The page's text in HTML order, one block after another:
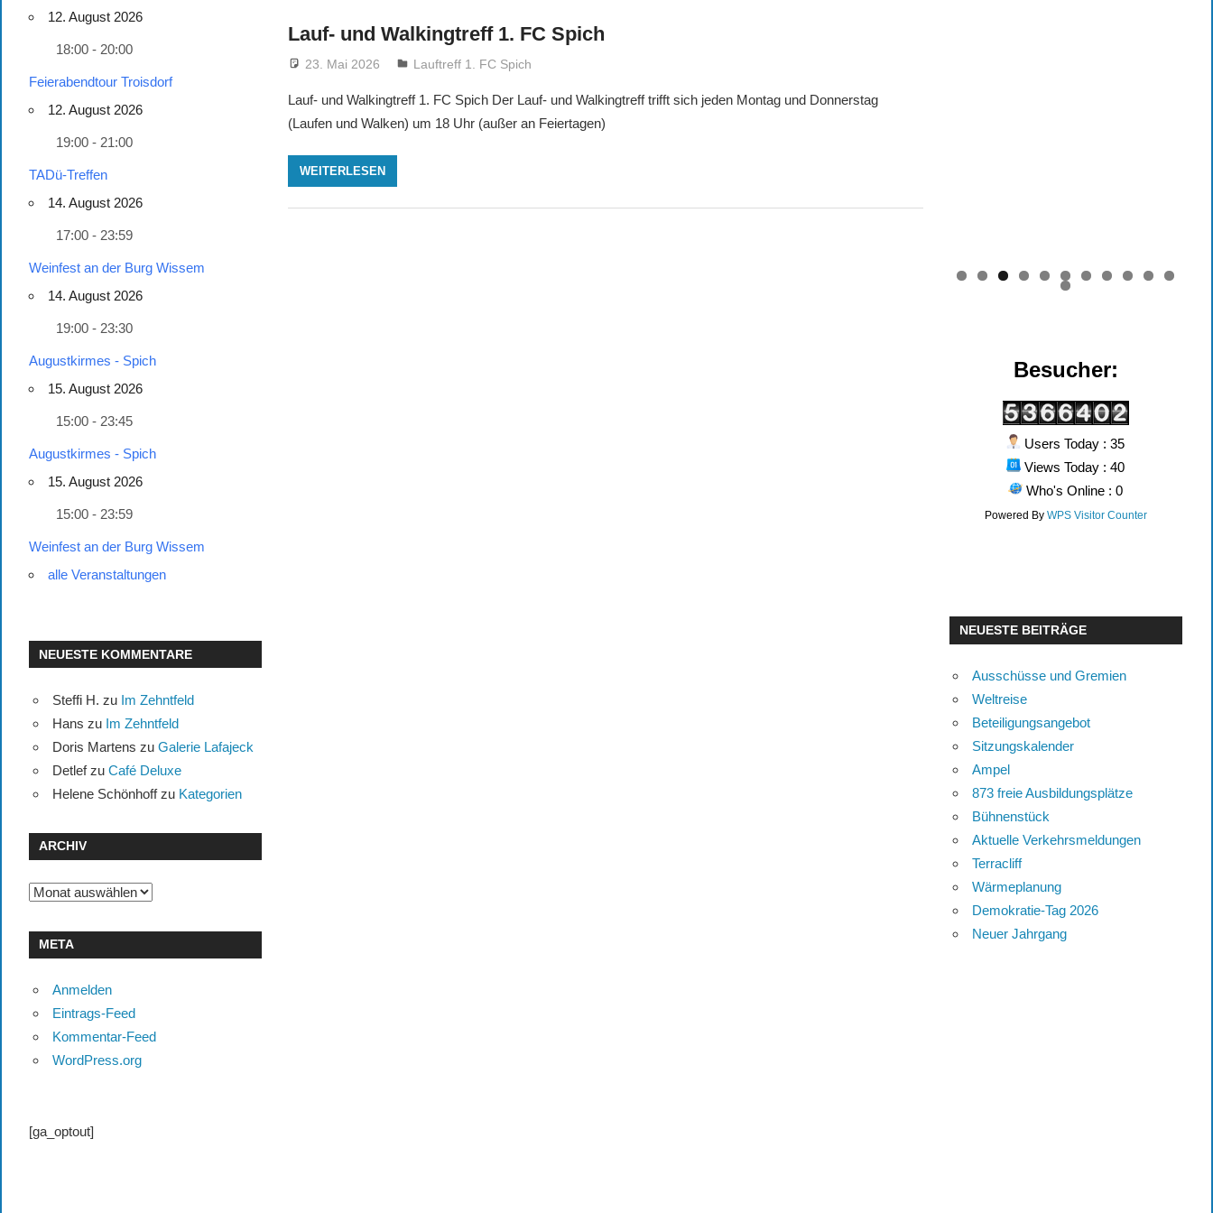
Lauf- und Walkingtreff 1. FC Spich
23. Mai 2026 treffpunkt
Lauftreff 1. FC Spich
Lauf- und Walkingtreff 1. FC Spich Der Lauf- und Walkingtreff trifft sich jeden Montag und Donnerstag
(Laufen und Walken) um 18 Uhr (außer an Feiertagen)
WEITERLESEN
12. August 2026
18:00 - 20:00
Feierabendtour Troisdorf
12. August 2026
19:00 - 21:00
TADü-Treffen
14. August 2026
17:00 - 23:59
Weinfest an der Burg Wissem
14. August 2026
19:00 - 23:30
Augustkirmes - Spich
15. August 2026
15:00 - 23:45
Augustkirmes - Spich
15. August 2026
15:00 - 23:59
Weinfest an der Burg Wissem
alle Veranstaltungen
NEUESTE KOMMENTARE
Steffi H. zu Im Zehntfeld
Hans zu Im Zehntfeld
Doris Martens zu Galerie Lafajeck
Detlefzu Café Deluxe
Helene Schönhoffzu Kategorien
ARCHIV
Archiv
META
Anmelden
Eintrags-Feed
Kommentar-Feed
WordPress.org
[ga_optout]
0 1
2
Besucher:
Users Today : 35
Views Today : 40
Who's Online : 0
Powered By WPS Visitor Counter
NEUESTE BEITRÄGE
Ausschüsse und Gremien
Weltreise
Beteiligungsangebot
Sitzungskalender
Ampel
873 freie Ausbildungsplätze
Bühnenstück
Aktuelle Verkehrsmeldungen
Terracliff
Wärmeplanung
Demokratie-Tag 2026
Neuer Jahrgang